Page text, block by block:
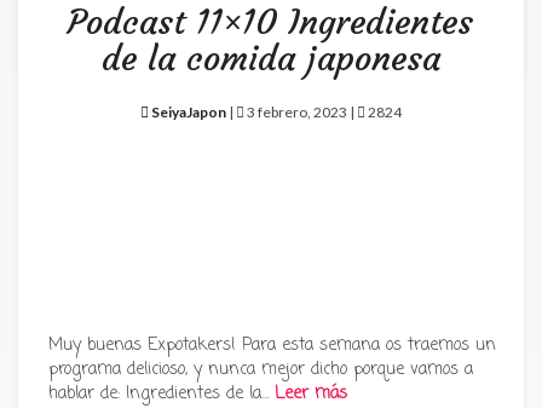
Podcast 11×10 Ingredientes
de la comida japonesa
SeiyaJapon | 3 febrero, 2023 | 2824
Muy buenas Expotakers! Para esta semana os traemos un
programa delicioso, y nunca mejor dicho porque vamos a
hablar de: Ingredientes de la… Leer más